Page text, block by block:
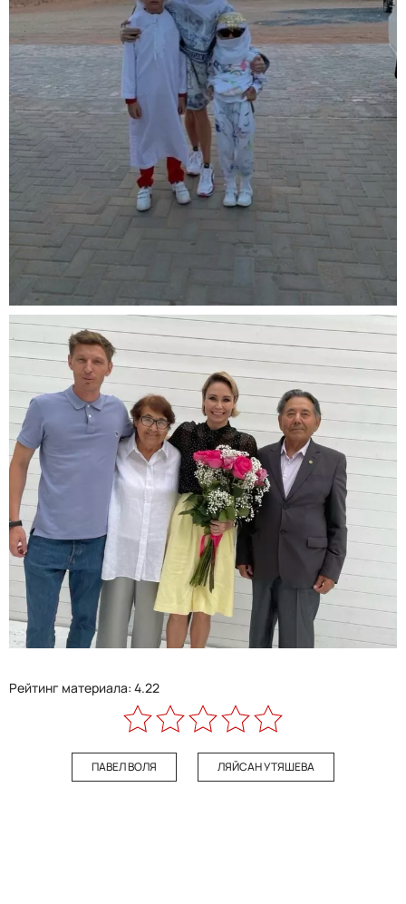
Рейтинг материала: 4.22
ПАВЕЛ ВОЛЯ ЛЯЙСАН УТЯШЕВА